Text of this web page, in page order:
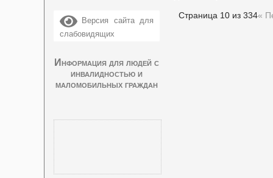
Версия сайта для
слабовидящих
Информация для людей с
инвалидностью и
маломобильных граждан
Страница 10 из 334«